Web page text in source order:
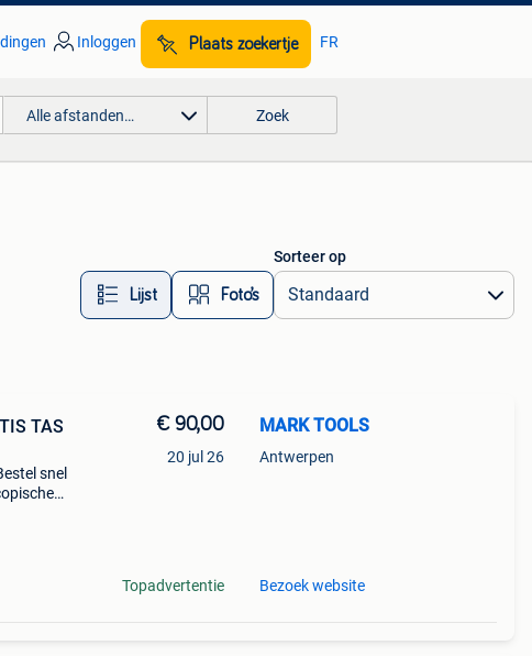
Inloggen Plaats zoekertje FR
Alle afstanden… Zoek
Lijst Foto’s
Sorteer op
TAS
snel
€ 90,00
20 jul 26
Topadvertentie
MARK TOOLS
Antwerpen
Bezoek website